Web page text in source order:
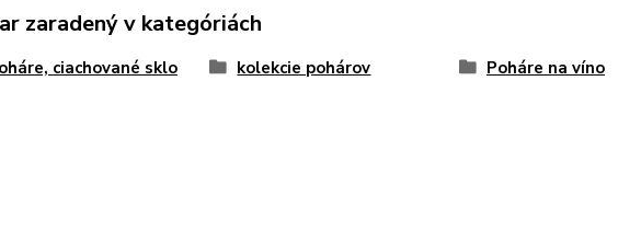
zaradený v kategóriách
ciachované sklo kolekcie pohárov Poháre na víno